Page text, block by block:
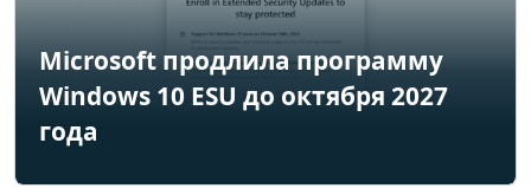
Microsoft продлила программу
Windows 10 ESU до октября 2027
года